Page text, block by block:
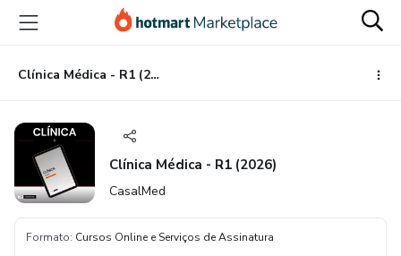
para
conteúdo
principal
para
pagamento
para
rodapé
Clínica Médica - R1 (2026)
Clínica Médica - R1 (2026)
CasalMed
Formato: Cursos Online e Serviços de Assinatura